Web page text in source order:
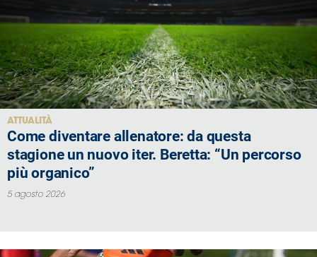
B
Femminile
Museo
del
Calcio
Shop
I
partner
delle
nazionali
ATTUALITÀ
Come diventare allenatore: da questa
stagione un nuovo iter. Beretta: “Un percorso
più organico”
5 agosto 2026